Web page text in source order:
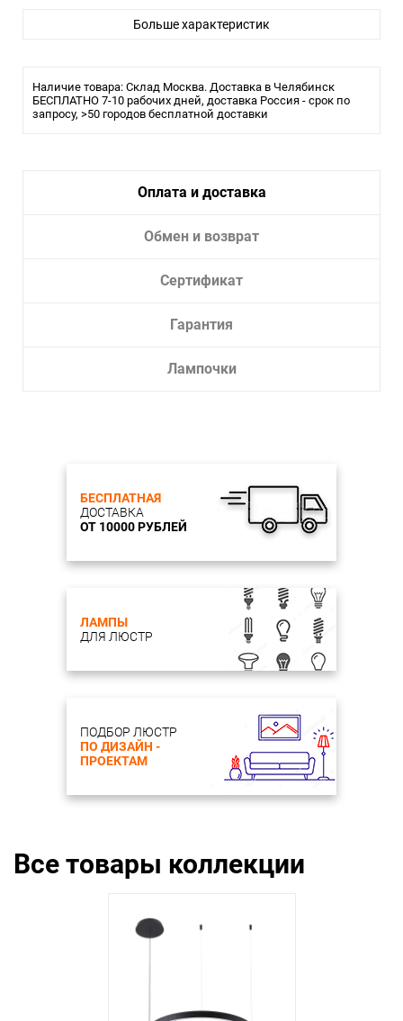
Температура свечения:
Тип лампы:
Высота светильника, см: 7
Световой поток, Lm: 2250
Материал арматуры: металл крашеный
Материал плафона/декора: акрил
Цвет плафона/декора: Белый
Степень пыле-влагозащищенности IP: 20
Больше характеристик
Наличие товара: Склад Москва. Доставка в Челябинск
БЕСПЛАТНО 7-10 рабочих дней, доставка Россия - срок по
запросу, >50 городов бесплатной доставки
Оплата и доставка
Обмен и возврат
Сертификат
Гарантия
Лампочки
БЕСПЛАТНАЯ
ДОСТАВКА
ОТ 10000 РУБЛЕЙ
ЛАМПЫ
ДЛЯ ЛЮСТР
ПОДБОР ЛЮСТР
ПО ДИЗАЙН -
ПРОЕКТАМ
Все товары коллекции